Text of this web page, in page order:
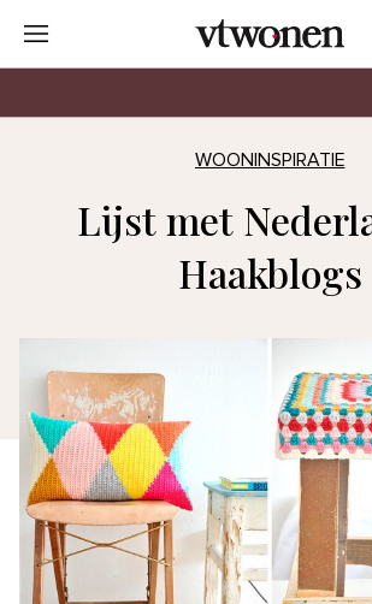
WOONINSPIRATIE
Lijst met
Haakblogs